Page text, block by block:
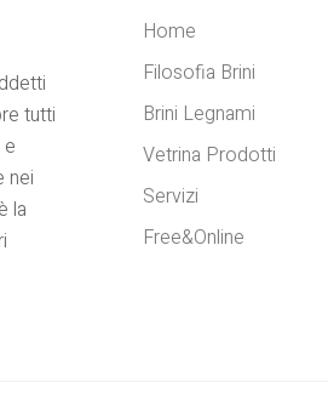
tutti
nei
la
Home
Filosofia Brini
Brini Legnami
Vetrina Prodotti
Servizi
Free&Online